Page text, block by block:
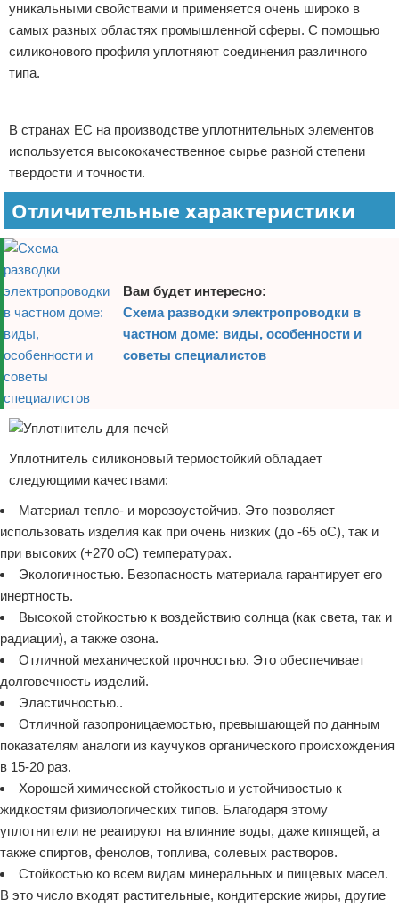
Домашний быт
Коммунальные услуги
Безопасность
Стройматериалы
Разное
Отказ от ответственности
уникальными свойствами и применяется очень широко в
самых разных областях промышленной сферы. С помощью
силиконового профиля уплотняют соединения различного
типа.
В странах ЕС на производстве уплотнительных элементов
используется высококачественное сырье разной степени
твердости и точности.
Отличительные характеристики
Вам будет интересно:
Схема разводки электропроводки в
частном доме: виды, особенности и
советы специалистов
Уплотнитель силиконовый термостойкий обладает
следующими качествами:
Материал тепло- и морозоустойчив. Это позволяет
использовать изделия как при очень низких (до -65 oС), так и
при высоких (+270 oС) температурах.
Экологичностью. Безопасность материала гарантирует его
инертность.
Высокой стойкостью к воздействию солнца (как света, так и
радиации), а также озона.
Отличной механической прочностью. Это обеспечивает
долговечность изделий.
Эластичностью..
Отличной газопроницаемостью, превышающей по данным
показателям аналоги из каучуков органического происхождения
в 15-20 раз.
Хорошей химической стойкостью и устойчивостью к
жидкостям физиологических типов. Благодаря этому
уплотнители не реагируют на влияние воды, даже кипящей, а
также спиртов, фенолов, топлива, солевых растворов.
Стойкостью ко всем видам минеральных и пищевых масел.
В это число входят растительные, кондитерские жиры, другие